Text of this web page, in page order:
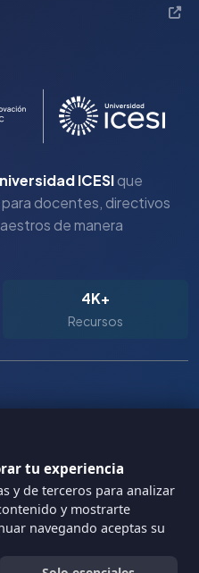
tu experiencia
y de terceros para analizar
y mostrarte
navegando aceptas su
ICESIque
docentes, directivos
de manera
4K+
Recursos
- Universidad ICESI